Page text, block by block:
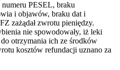
PESEL, braku
i objawów, braku dat i
zażądał zwrotu pieniędzy.
nie spowodowały, iż leki
otrzymania ich ze środków
kosztów refundacji uznano za